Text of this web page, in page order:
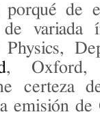
porqué de
variada
, Oxford,
certeza
emisión